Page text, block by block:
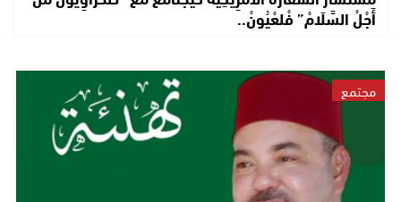
أَجْلْ السَّلَامْ” فْلعْيُونْ..
مجتمع